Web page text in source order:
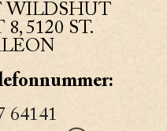
WILDSHUT
5120 ST.
64141